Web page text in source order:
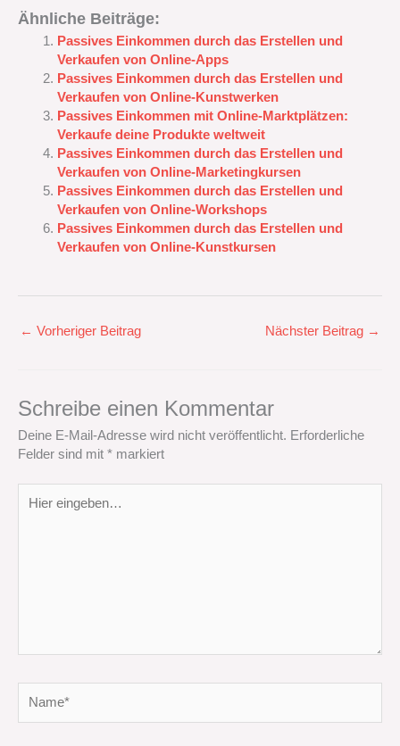
Ähnliche Beiträge:
Passives Einkommen durch das Erstellen und
Verkaufen von Online-Apps
Passives Einkommen durch das Erstellen und
Verkaufen von Online-Kunstwerken
Passives Einkommen mit Online-Marktplätzen:
Verkaufe deine Produkte weltweit
Passives Einkommen durch das Erstellen und
Verkaufen von Online-Marketingkursen
Passives Einkommen durch das Erstellen und
Verkaufen von Online-Workshops
Passives Einkommen durch das Erstellen und
Verkaufen von Online-Kunstkursen
← Vorheriger Beitrag Nächster Beitrag →
Schreibe einen Kommentar
Deine E-Mail-Adresse wird nicht veröffentlicht. Erforderliche
Felder sind mit * markiert
eingeben…